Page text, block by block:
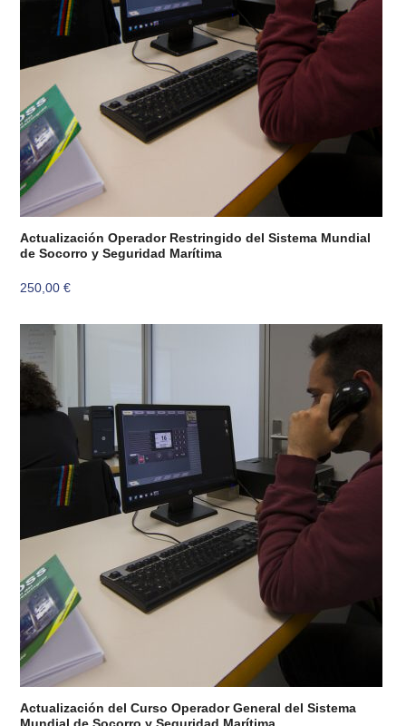
Actualización Operador Restringido del Sistema Mundial
de Socorro y Seguridad Marítima
250,00€
Actualización del Curso Operador General del Sistema